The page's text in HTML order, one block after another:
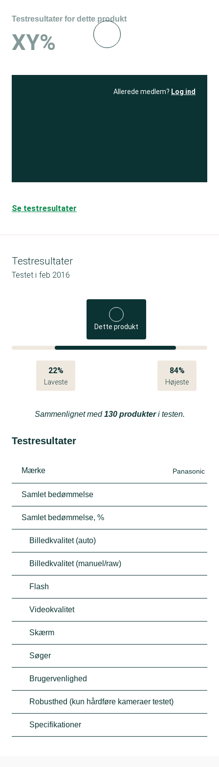
Testresultater for dette produkt
XY%
Allerede medlem? Log ind
Se testresultater
Testresultater
Testet i feb 2016
Dette produkt
22%
Laveste
84%
Højeste
Sammenlignet med130 produkteri testen.
Testresultater
Mærke Panasonic
Samlet bedømmelse
Samlet bedømmelse, %
Billedkvalitet (auto)
Billedkvalitet (manuel/raw)
Flash
Videokvalitet
Skærm
Søger
Brugervenlighed
Robusthed (kun hårdføre kameraer testet)
Specifikationer